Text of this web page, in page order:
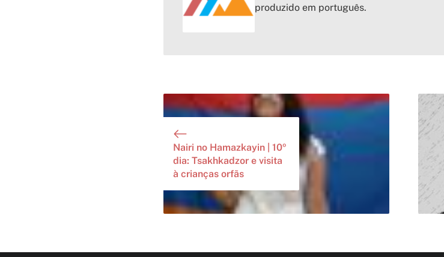
produzido em português.
Nairi no Hamazkayin | 10º
dia: Tsakhkadzor e visita
à crianças orfãs